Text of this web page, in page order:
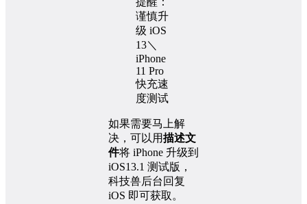
如果需要马上解
决，可以用描述文
件将 iPhone 升级到
iOS13.1 测试版，
科技兽后台回复
iOS 即可获取。